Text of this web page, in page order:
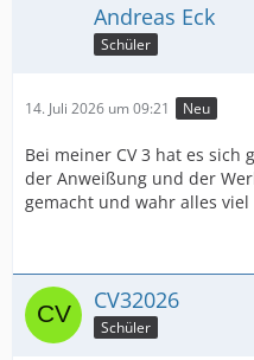
Andreas Eck
Schüler
14. Juli 2026 um 09:21 Neu
Bei meiner CV 3 hat es sich
der Anweißung und der
gemacht und wahr alles viel
CV32026
Schüler